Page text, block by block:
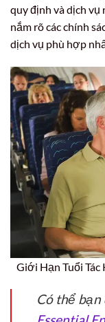
quy định và dịch
nắm rõ các chính
dịch vụ phù hợp
Giới Hạn Tuổi
Có thể